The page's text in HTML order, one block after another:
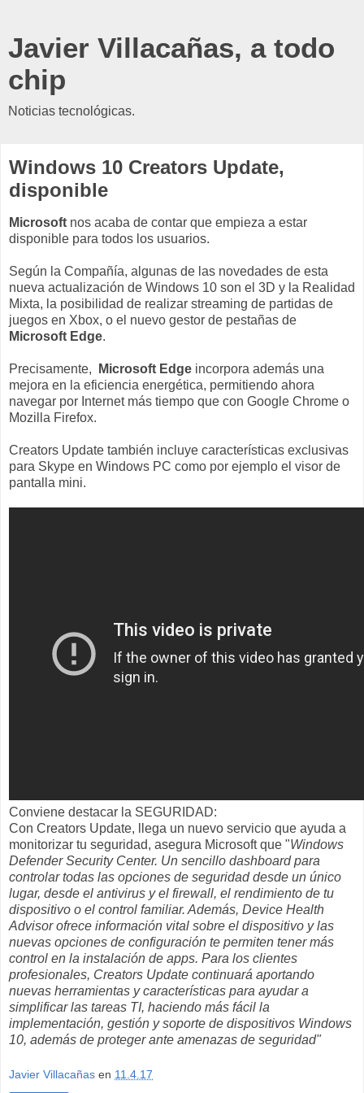
Javier Villacañas, a todo
chip
Noticias tecnológicas.
Windows 10 Creators Update,
disponible
Microsoft nos acaba de contar que empieza a estar
disponible para todos los usuarios.
Según la Compañía, algunas de las novedades de esta
nueva actualización de Windows 10 son el 3D y la Realidad
Mixta, la posibilidad de realizar streaming de partidas de
juegos en Xbox, o el nuevo gestor de pestañas de
Microsoft Edge.
Precisamente, Microsoft Edge incorpora además una
mejora en la eficiencia energética, permitiendo ahora
navegar por Internet más tiempo que con Google Chrome o
Mozilla Firefox.
Creators Update también incluye características exclusivas
para Skype en Windows PC como por ejemplo el visor de
pantalla mini.
Conviene destacar la SEGURIDAD:
Con Creators Update, llega un nuevo servicio que ayuda a
monitorizar tu seguridad, asegura Microsoft que "Windows
Defender Security Center. Un sencillo dashboard para
controlar todas las opciones de seguridad desde un único
lugar, desde el antivirus y el firewall, el rendimiento de tu
dispositivo o el control familiar. Además, Device Health
Advisor ofrece información vital sobre el dispositivo y las
nuevas opciones de configuración te permiten tener más
control en la instalación de apps. Para los clientes
profesionales, Creators Update continuará aportando
nuevas herramientas y características para ayudar a
simplificar las tareas TI, haciendo más fácil la
implementación, gestión y soporte de dispositivos Windows
10, además de proteger ante amenazas de seguridad"
Javier Villacañas en 11.4.17